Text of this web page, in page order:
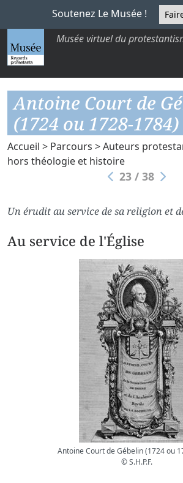
Soutenez Le Musée !
Musée virtuel du
Antoine Court de
(1724 ou 1728-1784)
Accueil > Parcours >Auteurs
hors théologie et histoire
23 / 38
Un érudit au service de sa religion et
Au service de l'Église
Antoine Court de Gébelin (1724 ou
© S.H.P.F.